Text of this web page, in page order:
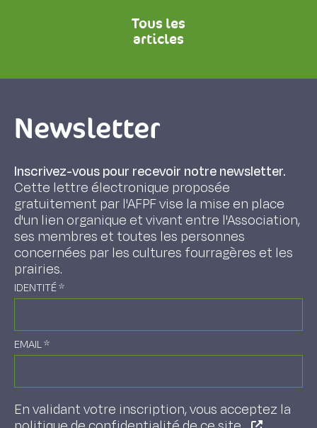
Tous les
articles
Newsletter
Inscrivez-vous pour recevoir notre newsletter.
Cette lettre électronique proposée
gratuitement par l'AFPF vise la mise en place
d'un lien organique et vivant entre l'Association,
ses membres et toutes les personnes
concernées par les cultures fourragères et les
prairies.
IDENTITÉ*
EMAIL*
En validant votre inscription, vous acceptez la